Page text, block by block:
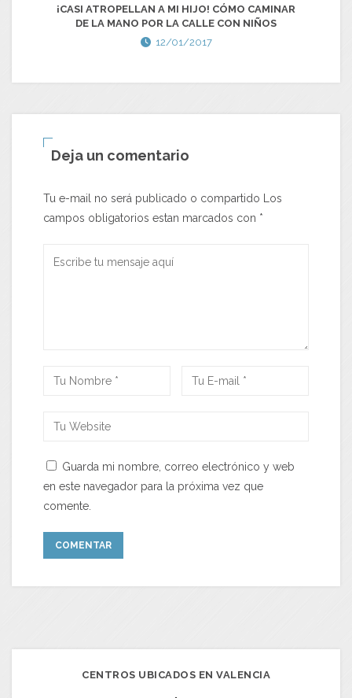
¡CASI ATROPELLAN A MI HIJO! CÓMO CAMINAR
DE LA MANO POR LA CALLE CON NIÑOS
12/01/2017
Deja un comentario
Tu e-mail no será publicado o compartido Los
campos obligatorios estan marcados con *
Guarda mi nombre, correo electrónico y web
en este navegador para la próxima vez que
comente.
CENTROS UBICADOS EN VALENCIA